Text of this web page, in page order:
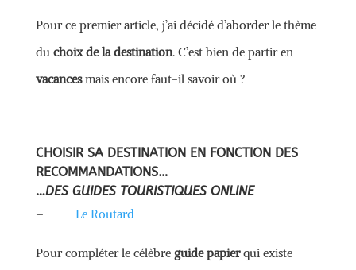
Pour ce premier article, j’ai décidé d’aborder le thème
du choix de la destination. C’est bien de partir en
vacancesmais encore faut-il savoir où ?
CHOISIR SA DESTINATION EN FONCTION DES
RECOMMANDATIONS…
…DES GUIDES TOURISTIQUES ONLINE
– Le Routard
Pour compléter le célèbre guide papierqui existe